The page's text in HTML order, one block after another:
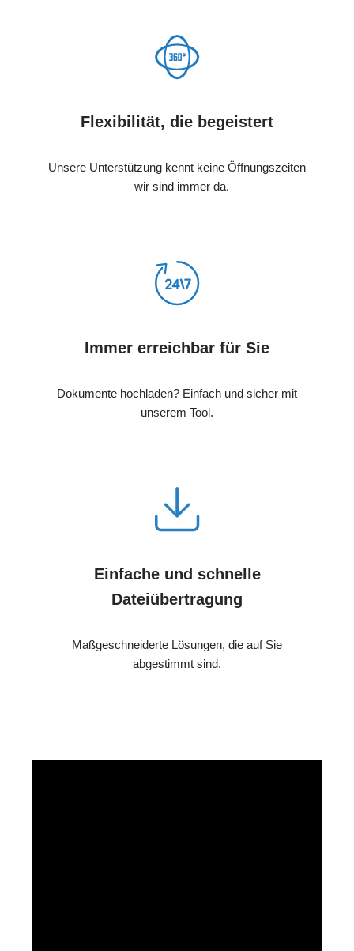
Flexibilität, die begeistert
Unsere Unterstützung kennt keine Öffnungszeiten
– wir sind immer da.
Immer erreichbar für Sie
Dokumente hochladen? Einfach und sicher mit
unserem Tool.
Einfache und schnelle
Dateiübertragung
Maßgeschneiderte Lösungen, die auf Sie
abgestimmt sind.